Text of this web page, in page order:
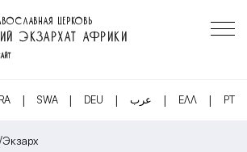
ЦЕРКОВЬ
ЭКЗАРХАТ АФРИКИ
| SWA | DEU | عرب | ΕΛΛ | PT
/Экзарх